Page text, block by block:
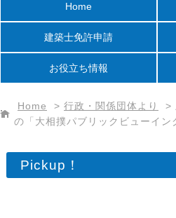
Home
建築士免許申請
お役立ち情報
Home > 行政・関係団体より >
の「大相撲パブリックビューイン
Pickup！